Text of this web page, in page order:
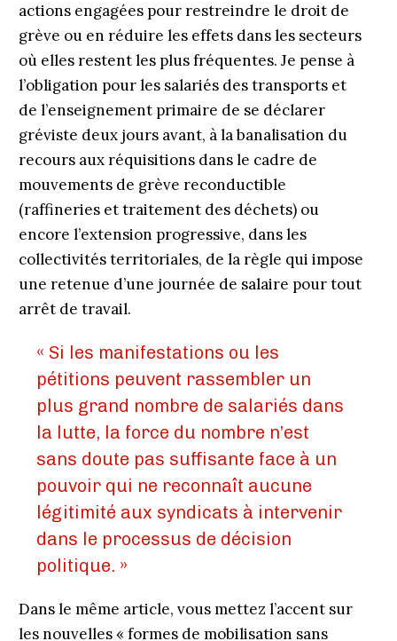
actions engagées pour restreindre le droit de
grève ou en réduire les effets dans les secteurs
où elles restent les plus fréquentes. Je pense à
l’obligation pour les salariés des transports et
de l’enseignement primaire de se déclarer
gréviste deux jours avant, à la banalisation du
recours aux réquisitions dans le cadre de
mouvements de grève reconductible
(raffineries et traitement des déchets) ou
encore l’extension progressive, dans les
collectivités territoriales, de la règle qui impose
une retenue d’une journée de salaire pour tout
arrêt de travail.
« Si les manifestations ou les
pétitions peuvent rassembler un
plus grand nombre de salariés dans
la lutte, la force du nombre n’est
sans doute pas suffisante face à un
pouvoir qui ne reconnaît aucune
légitimité aux syndicats à intervenir
dans le processus de décision
politique. »
Dans le même article, vous mettez l’accent sur
les nouvelles « formes de mobilisation sans